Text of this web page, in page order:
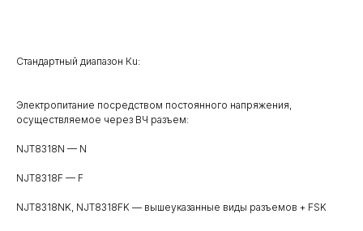
Стандартный диапазон Кu:
Электропитание посредством постоянного напряжения,
осуществляемое через ВЧ разъем:
NJT8318N — N
NJT8318F — F
NJT8318NK, NJT8318FK — вышеуказанные виды разъемов + FSK